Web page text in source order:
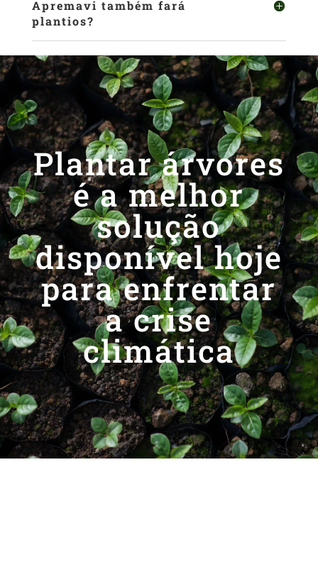
Apremavi também fará
plantios?
Plantar árvores
é a melhor
solução
disponível hoje
para enfrentar
a crise
climática